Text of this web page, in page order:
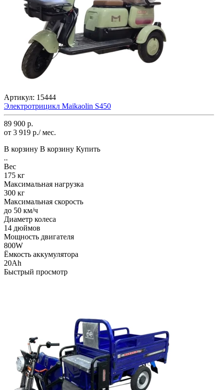
Артикул: 15444
Электротрицикл Maikaolin S450
89 900 р.
от 3 919 р./ мес.
В корзину В корзину Купить
..
Вес
175 кг
Максимальная нагрузка
300 кг
Максимальная скорость
до 50 км/ч
Диаметр колеса
14 дюймов
Мощность двигателя
800W
Ёмкость аккумулятора
20Ah
Быстрый просмотр